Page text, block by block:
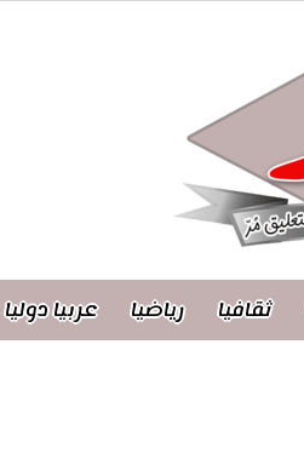
ثقافيا رياضيا عربيا دوليا